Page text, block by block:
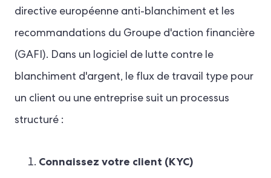
directive européenne anti-blanchiment et les
recommandations du Groupe d'action financière
(GAFI). Dans un logiciel de lutte contre le
blanchiment d'argent, le flux de travail type pour
un client ou une entreprise suit un processus
structuré :
Connaissez votre client (KYC)